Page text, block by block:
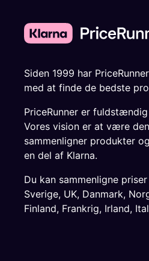
Siden 1999 har
med at finde de bedste
PriceRunner er
Vores vision er at være
sammenligner produkter
en del af Klarna.
Du kan sammenligne
Sverige, UK, Danmark,
Finland, Frankrig, Irland,